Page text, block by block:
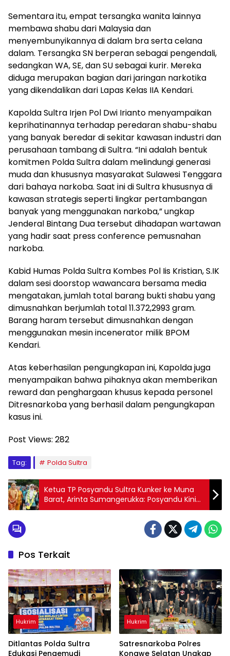
Sementara itu, empat tersangka wanita lainnya
membawa shabu dari Malaysia dan
menyembunyikannya di dalam bra serta celana
dalam. Tersangka SN berperan sebagai pengendali,
sedangkan WA, SE, dan SU sebagai kurir. Mereka
diduga merupakan bagian dari jaringan narkotika
yang dikendalikan dari Lapas Kelas IIA Kendari.
Kapolda Sultra Irjen Pol Dwi Irianto menyampaikan
keprihatinannya terhadap peredaran shabu-shabu
yang banyak beredar di sekitar kawasan industri dan
perusahaan tambang di Sultra. “Ini adalah bentuk
komitmen Polda Sultra dalam melindungi generasi
muda dan khususnya masyarakat Sulawesi Tenggara
dari bahaya narkoba. Saat ini di Sultra khususnya di
kawasan strategis seperti lingkar pertambangan
banyak yang menggunakan narkoba,” ungkap
Jenderal Bintang Dua tersebut dihadapan wartawan
yang hadir saat press conference pemusnahan
narkoba.
Kabid Humas Polda Sultra Kombes Pol Iis Kristian, S.IK
dalam sesi doorstop wawancara bersama media
mengatakan, jumlah total barang bukti shabu yang
dimusnahkan berjumlah total 11.372,2993 gram.
Barang haram tersebut dimusnahkan dengan
menggunakan mesin incenerator milik BPOM
Kendari.
Atas keberhasilan pengungkapan ini, Kapolda juga
menyampaikan bahwa pihaknya akan memberikan
reward dan penghargaan khusus kepada personel
Ditresnarkoba yang berhasil dalam pengungkapan
kasus ini.
Post Views: 282
Tag: Polda Sultra
Ketua TP Posyandu Sultra Kunker ke Muna
Barat, Arinta Sumangerukka: Posyandu Kini
Jadi Subjek Pembangunan Desa
Pos Terkait
Hukrim
Ditlantas Polda Sultra
Edukasi Pengemudi
Hukrim
Satresnarkoba Polres
Konawe Selatan Ungkap